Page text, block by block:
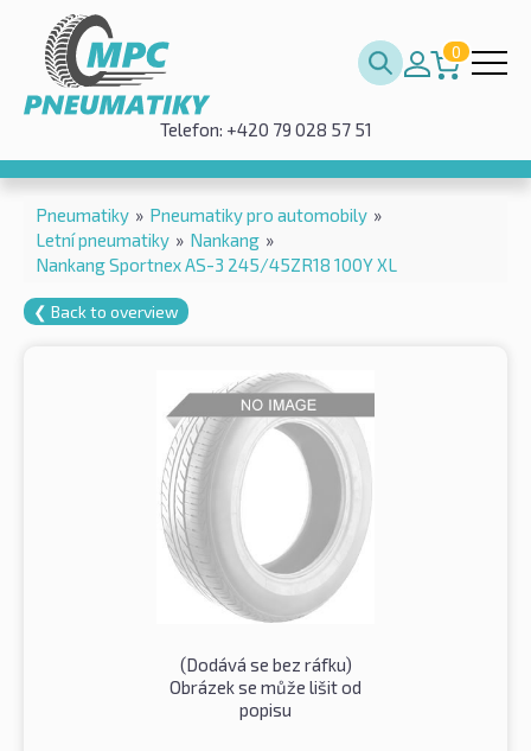
0
Telefon: +420 79 028 57 51
Pneumatiky » Pneumatiky pro automobily »
Letní pneumatiky » Nankang »
Nankang Sportnex AS-3 245/45ZR18 100Y XL
❮ Back to overview
(Dodává se bez ráfku)
Obrázek se může lišit od
popisu